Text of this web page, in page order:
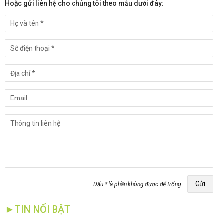
Hoặc gửi liên hệ cho chúng tôi theo mẫu dưới đây:
Dấu * là phần không được để trống Gửi
►TIN NỔI BẬT